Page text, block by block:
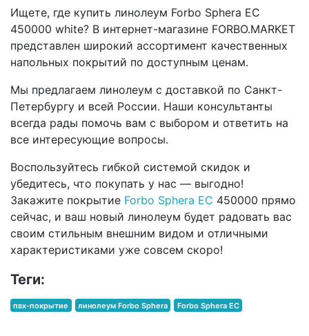
Ищете, где купить линолеум Forbo Sphera EC
450000 white? В интернет-магазине FORBO.MARKET
представлен широкий ассортимент качественных
напольных покрытий по доступным ценам.
Мы предлагаем линолеум с доставкой по Санкт-
Петербургу и всей России. Наши консультанты
всегда рады помочь вам с выбором и ответить на
все интересующие вопросы.
Воспользуйтесь гибкой системой скидок и
убедитесь, что покупать у нас — выгодно!
Закажите покрытие Forbo Sphera EC 450000 прямо
сейчас, и ваш новый линолеум будет радовать вас
своим стильным внешним видом и отличными
характеристиками уже совсем скоро!
Теги:
пвх-покрытие линолеум Forbo Sphera Forbo Sphera EC